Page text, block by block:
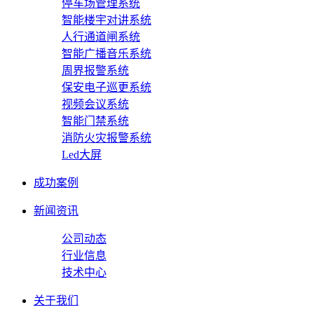
停车场管理系统
智能楼宇对讲系统
人行通道闸系统
智能广播音乐系统
周界报警系统
保安电子巡更系统
视频会议系统
智能门禁系统
消防火灾报警系统
Led大屏
成功案例
新闻资讯
公司动态
行业信息
技术中心
关于我们